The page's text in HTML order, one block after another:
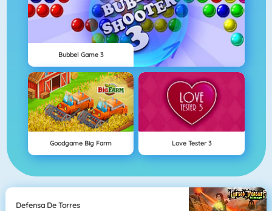
Bubbel Game 3
Goodgame Big Farm Love Tester 3
Defensa De Torres